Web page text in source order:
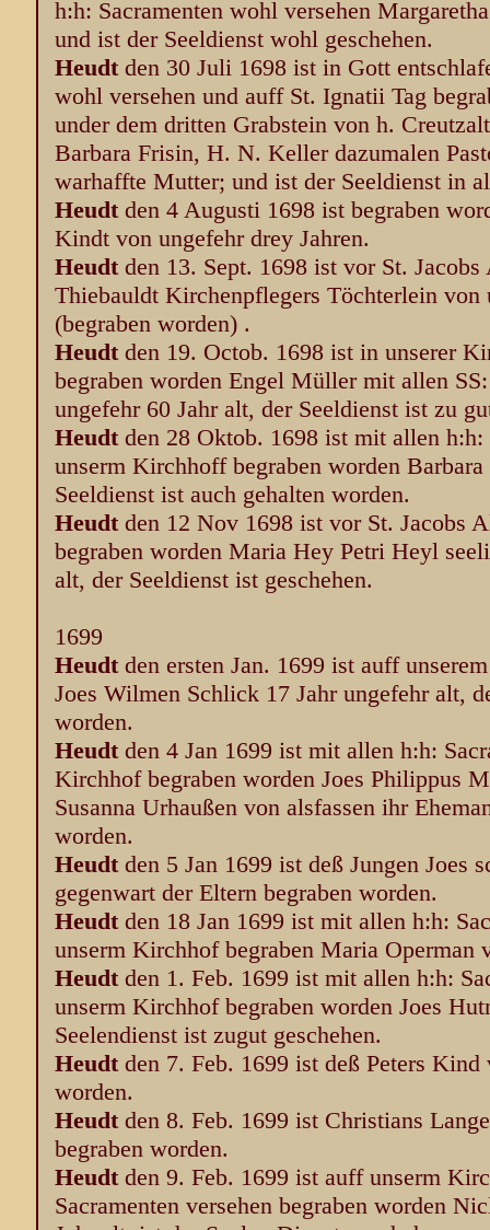
h:h: Sacramenten wohl versehen
und ist der Seeldienst wohl geschehen.
Heudt den 30 Juli 1698 ist in Gott
wohl versehen und auff St. Ignatii Tag
under dem dritten Grabstein von h.
Barbara Frisin, H. N. Keller dazumalen
warhaffte Mutter; und ist der Seeldienst in
Heudt den 4 Augusti 1698 ist begraben
Kindt von ungefehr drey Jahren.
Heudt den 13. Sept. 1698 ist vor St.
Thiebauldt Kirchenpflegers Töchterlein von
(begraben worden) .
Heudt den 19. Octob. 1698 ist in unserer
begraben worden Engel Müller mit allen
ungefehr 60 Jahr alt, der Seeldienst ist zu
Heudt den 28 Oktob. 1698 ist mit allen h:h:
unserm Kirchhoff begraben worden
Seeldienst ist auch gehalten worden.
Heudt den 12 Nov 1698 ist vor St. Jacobs
begraben worden Maria Hey Petri Heyl
alt, der Seeldienst ist geschehen.
1699
Heudt den ersten Jan. 1699 ist auff
Joes Wilmen Schlick 17 Jahr ungefehr alt,
worden.
Heudt den 4 Jan 1699 ist mit allen h:h:
Kirchhof begraben worden Joes Philippus
Susanna Urhaußen von alsfassen ihr
worden.
Heudt den 5 Jan 1699 ist deß Jungen
gegenwart der Eltern begraben worden.
Heudt den 18 Jan 1699 ist mit allen h:h:
unserm Kirchhof begraben Maria Operman
Heudt den 1. Feb. 1699 ist mit allen h:h:
unserm Kirchhof begraben worden Joes
Seelendienst ist zugut geschehen.
Heudt den 7. Feb. 1699 ist deß Peters Kind
worden.
Heudt den 8. Feb. 1699 ist Christians
begraben worden.
Heudt den 9. Feb. 1699 ist auff unserm
Sacramenten versehen begraben worden